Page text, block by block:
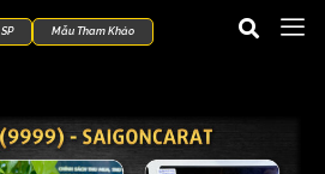
Mẫu Tham Khảo